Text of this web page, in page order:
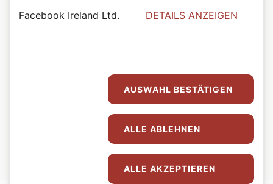
wenden und nochmals drei Minuten ohne Deckel fertig
backen.
Servieren kräftig mit Staubzucker bestreuen.
Um auf einem langen Ballabend nicht hungrig zu
werden, sind belegte Brötchen die perfekte Grundlage.
Foto: Rupprecht/kathbild.at
Facebook Ireland Ltd. DETAILS ANZEIGEN
AUSWAHL BESTÄTIGEN
ALLE ABLEHNEN
ALLE AKZEPTIEREN